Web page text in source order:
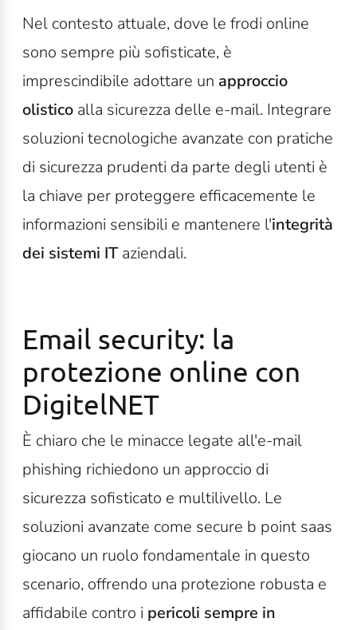
Nel contesto attuale, dove le frodi online
sono sempre più sofisticate, è
imprescindibile adottare un approccio
olistico alla sicurezza delle e-mail. Integrare
soluzioni tecnologiche avanzate con pratiche
di sicurezza prudenti da parte degli utenti è
la chiave per proteggere efficacemente le
informazioni sensibili e mantenere l'integrità
dei sistemi ITaziendali.
Email security: la
protezione online con
DigitelNET
È chiaro che le minacce legate all'e-mail
phishing richiedono un approccio di
sicurezza sofisticato e multilivello. Le
soluzioni avanzate come secure b point saas
giocano un ruolo fondamentale in questo
scenario, offrendo una protezione robusta e
affidabile contro i pericoli sempre in